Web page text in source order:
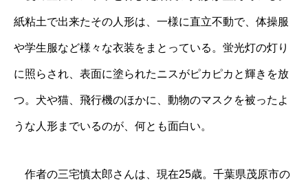
紙粘土で出来たその人形は、一様に直立不動で、体操服
や学生服など様々な衣装をまとっている。蛍光灯の灯り
に照らされ、表面に塗られたニスがピカピカと輝きを放
つ。犬や猫、飛行機のほかに、動物のマスクを被ったよ
うな人形までいるのが、何とも面白い。
作者の三宅慎太郎さんは、現在25歳。千葉県茂原市の